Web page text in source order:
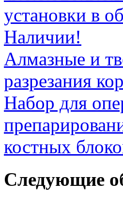
установки в
Наличии!
Алмазные и
разрезания
Набор для
костных
Следующие